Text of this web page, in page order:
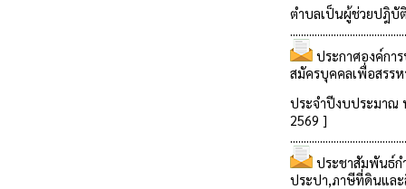
ตำบลเป็นผู้ช่วยปฎิบั
ประกาศองค์กา
สมัครบุคคลเพื่อสรร
ประจำปีงบประมาณ
2569 ]
ประชาสัมพันธ์ก
ประปา,ภาษีที่ดินและ